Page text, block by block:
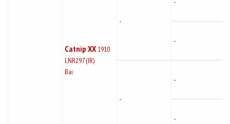
Catnip XX 1910
LNR297 (IR)
Bai
-
-
-
-
-